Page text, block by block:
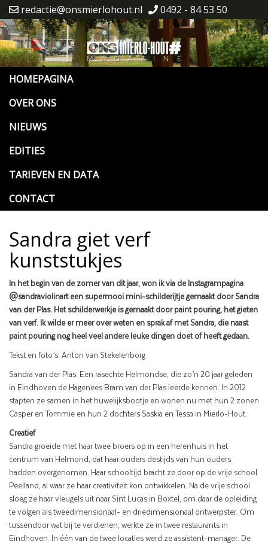
redactie@onsmierlohout.nl 0492 - 84 53 50
HOMEPAGINA
OVER ONS
NIEUWS
EDITIES
TARIEVEN EN DATA
CONTACT
Sandra giet verf
kunststukjes
In het begin van de zomer van dit jaar, won ik via de Instagrampagina
@sandraviolinart een supermooi mini-schilderijtje gemaakt door Sandra
van der Plas. Het schilderwerkje is gemaakt door paint pouring, het gieten
van verf. Ik wilde er meer over weten en sprak af met Sandra, die naast
paint pouring nog heel veel andere leuke dingen doet of heeft gedaan.
Tekst en foto’s: Anton van Stekelenborg
Sandra van der Plas. Een rasechte Helmondse, die zo’n 20 jaar geleden
in Eindhoven de Hagenees Bram van der Plas leerde kennen. In 2012
stapten ze samen in het huwelijksbootje en wonen nu met hun 2 zonen
Casper en Tommie en hun 2 dochters Saskia en Tessa in Mierlo-Hout.
Creatief
Sandra groeide met haar twee broers op in een herenhuis in het
centrum van Helmond, dat haar ouders destijds van hun ouders
hadden overgenomen. Haar schooltijd bracht ze door op de vrije school
Peelland, al waar ze haar creativiteit kon ontwikkelen. Na de vrije school
sloeg ze haar vleugels uit naar Sint Lucas in Boxtel, om daar de opleiding
te volgen als tweedimensionaal- en driedimensionaal ontwerpster. Om
tussendoor wat bij te verdienen, werkte ze in twee restaurants in
Eindhoven. In één van de twee locaties werd ze assistent-manager. De